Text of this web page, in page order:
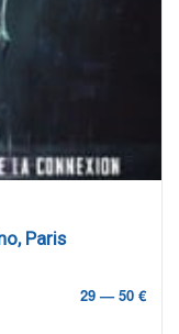
Paris
29 — 50 €